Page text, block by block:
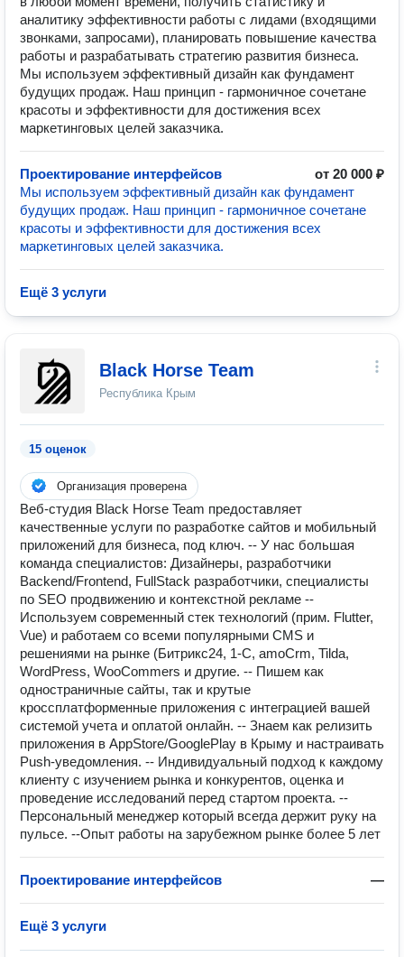
аналитику эффективности работы с лидами (входящими
звонками, запросами), планировать повышение качества
работы и разрабатывать стратегию развития бизнеса.
Мы используем эффективный дизайн как фундамент
будущих продаж. Наш принцип - гармоничное сочетане
красоты и эффективности для достижения всех
маркетинговых целей заказчика.
Проектирование интерфейсов
от 20 000 ₽
Мы используем эффективный дизайн как фундамент
будущих продаж. Наш принцип - гармоничное сочетане
красоты и эффективности для достижения всех
маркетинговых целей заказчика.
Ещё 3 услуги
Black Horse Team
Республика Крым
15 оценок
Организация проверена
Веб-студия Black Horse Team предоставляет
качественные услуги по разработке сайтов и мобильный
приложений для бизнеса, под ключ. -- У нас большая
команда специалистов: Дизайнеры, разработчики
Backend/Frontend, FullStack разработчики, специалисты
по SEO продвижению и контекстной рекламе --
Используем современный стек технологий (прим. Flutter,
Vue) и работаем со всеми популярными CMS и
решениями на рынке (Битрикс24, 1-С, amoCrm, Tilda,
WordPress, WooCommers и другие. -- Пишем как
одностраничные сайты, так и крутые
кроссплатформенные приложения с интеграцией вашей
системой учета и оплатой онлайн. -- Знаем как релизить
приложения в AppStore/GooglePlay в Крыму и настраивать
Push-уведомления. -- Индивидуальный подход к каждому
клиенту с изучением рынка и конкурентов, оценка и
проведение исследований перед стартом проекта. --
Персональный менеджер который всегда держит руку на
пульсе. --Опыт работы на зарубежном рынке более 5 лет
Проектирование интерфейсов —
Ещё 3 услуги